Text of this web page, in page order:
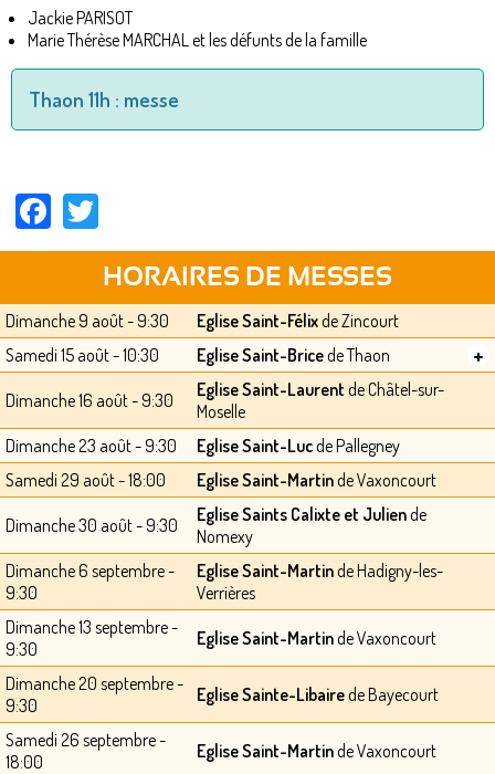
Jackie PARISOT
Marie Thérèse MARCHAL et les défunts de la famille
Thaon 11h : messe
Facebook
HORAIRES DE MESSES
Dimanche 9 août - 9:30 Eglise Saint-Félixde Zincourt
Samedi 15 août - 10:30
Eglise Saint-Bricede Thaon +
Dimanche 16 août - 9:30 Eglise Saint-Laurent de Châtel-sur-
Moselle
Dimanche 23 août - 9:30
Eglise Saint-Lucde Pallegney
Samedi 29 août - 18:00
Eglise Saint-Martinde Vaxoncourt
Dimanche 30 août - 9:30 Eglise Saints Calixte et Juliende
Nomexy
Dimanche 6 septembre -
9:30
Eglise Saint-Martinde Hadigny-les-
Verrières
Dimanche 13 septembre -
9:30
Eglise Saint-Martinde Vaxoncourt
Dimanche 20 septembre -
9:30
Eglise Sainte-Libairede Bayecourt
Samedi 26 septembre -
18:00
Eglise Saint-Martinde Vaxoncourt